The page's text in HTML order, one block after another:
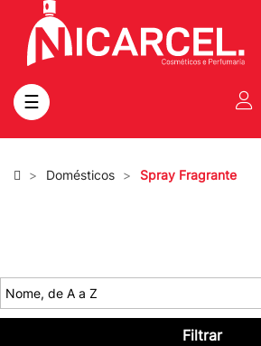
Toggle
navigation
☰
Domésticos Spray Fragrante
Nome, de A a Z
Filtrar